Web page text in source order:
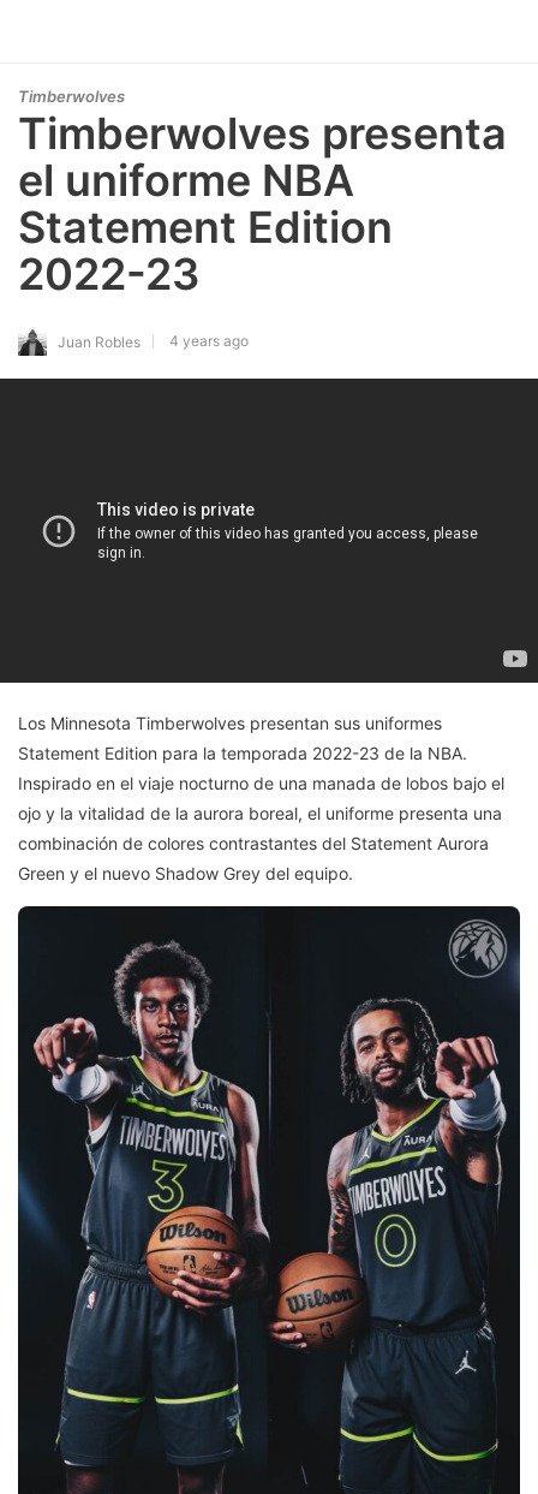
Timberwolves
Timberwolves presenta
el uniforme NBA
Statement Edition
2022-23
Juan Robles 4 years ago
Los Minnesota Timberwolves presentan sus uniformes
Statement Edition para la temporada 2022-23 de la NBA.
Inspirado en el viaje nocturno de una manada de lobos bajo el
ojo y la vitalidad de la aurora boreal, el uniforme presenta una
combinación de colores contrastantes del Statement Aurora
Green y el nuevo Shadow Grey del equipo.